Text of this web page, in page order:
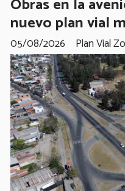
Obras en la
nuevo plan vial
Plan Vial
05/08/2026